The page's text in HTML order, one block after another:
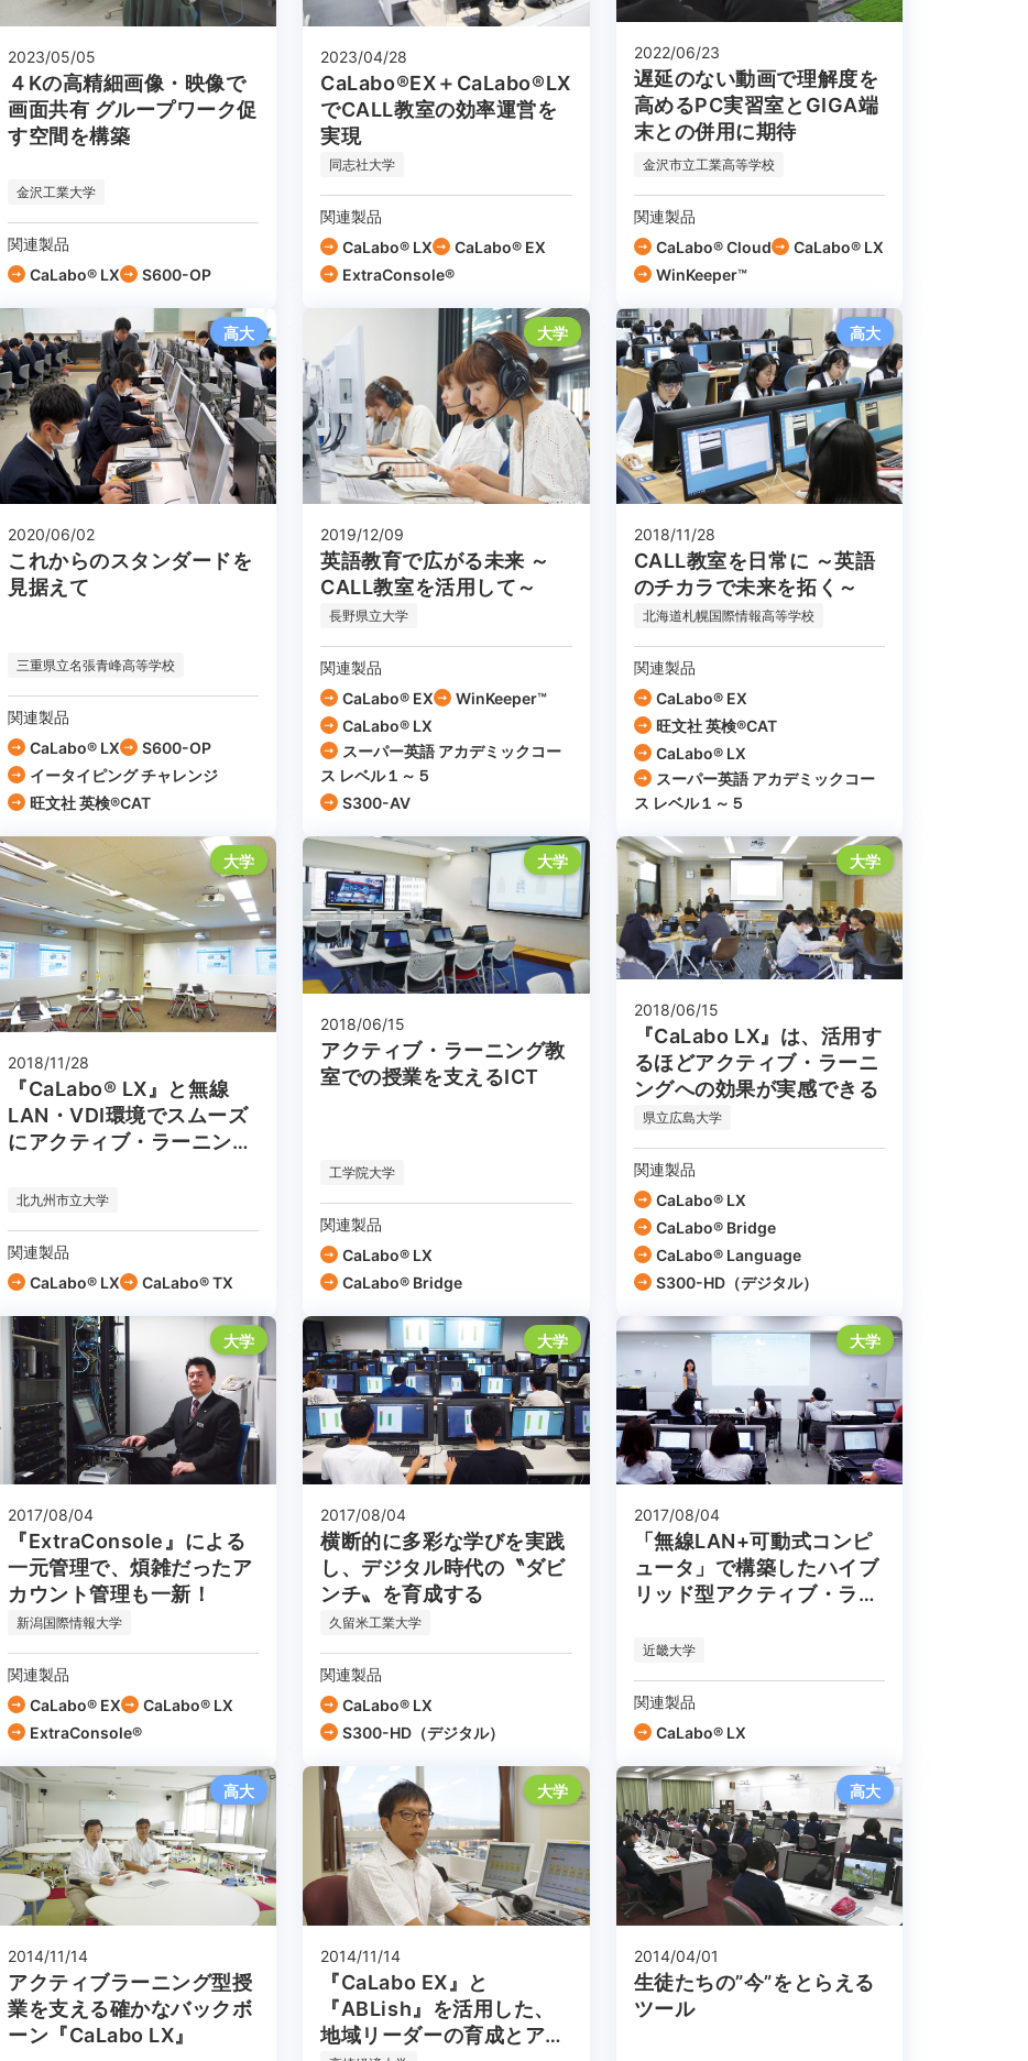
2023/05/05
４Kの高精細画像・映像で
画面共有 グループワーク促
す空間を構築
金沢工業大学
関連製品
CaLabo® LX
S600-OP
2023/04/28
CaLabo®EX＋CaLabo®LX
でCALL教室の効率運営を
実現
同志社大学
関連製品
CaLabo® LX
CaLabo® EX
ExtraConsole®
2022/06/23
遅延のない動画で理解度を
高めるPC実習室とGIGA端
末との併用に期待
金沢市立工業高等学校
関連製品
CaLabo®︎ Cloud
CaLabo® LX
WinKeeper™
高大
2020/06/02
これからのスタンダードを
見据えて
三重県立名張青峰高等学校
関連製品
CaLabo® LX
S600-OP
イータイピング チャレンジ
旺文社 英検®CAT
大学
2019/12/09
英語教育で広がる未来 ～
CALL教室を活用して～
長野県立大学
関連製品
CaLabo® EX
WinKeeper™
CaLabo® LX
スーパー英語 アカデミックコー
ス レベル１～５
S300-AV
高大
2018/11/28
CALL教室を日常に ～英語
のチカラで未来を拓く～
北海道札幌国際情報高等学校
関連製品
CaLabo® EX
旺文社 英検®CAT
CaLabo® LX
スーパー英語 アカデミックコー
ス レベル１～５
大学
2018/11/28
『CaLabo® LX』と無線
LAN・VDI環境でスムーズ
にアクティブ・ラーニング
北九州市立大学
関連製品
CaLabo® LX
CaLabo® TX
大学
2018/06/15
アクティブ・ラーニング教
室での授業を支えるICT
工学院大学
関連製品
CaLabo® LX
CaLabo® Bridge
大学
2018/06/15
『CaLabo LX』は、活用す
るほどアクティブ・ラーニ
ングへの効果が実感できる
県立広島大学
関連製品
CaLabo® LX
CaLabo® Bridge
CaLabo® Language
S300-HD（デジタル）
大学
2017/08/04
『ExtraConsole』による
一元管理で、煩雑だったア
カウント管理も一新！
新潟国際情報大学
関連製品
CaLabo® EX
CaLabo® LX
ExtraConsole®
大学
2017/08/04
横断的に多彩な学びを実践
し、デジタル時代の〝ダビ
ンチ〟を育成する
久留米工業大学
関連製品
CaLabo® LX
S300-HD（デジタル）
大学
2017/08/04
「無線LAN+可動式コンピ
ュータ」で構築したハイブ
リッド型アクティブ・ラー
近畿大学
関連製品
CaLabo® LX
高大
2014/11/14
アクティブラーニング型授
業を支える確かなバックボ
ーン『CaLabo LX』
大学
2014/11/14
『CaLabo EX』と
『ABLish』を活用した、
地域リーダーの育成とアク
高大
2014/04/01
生徒たちの”今”をとらえる
ツール